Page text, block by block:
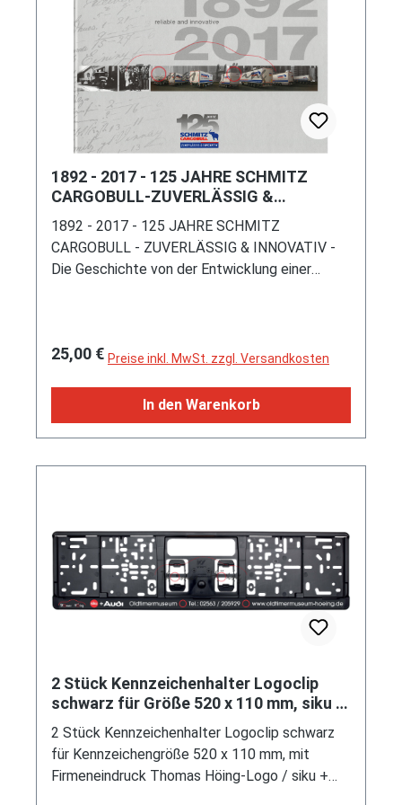
96 Seiten, 100 Bilder, Format 240 x 220 mm,
ISBN 978-3-613-04579-8 (EAN
9783613045798)
1892 - 2017 - 125 JAHRE SCHMITZ
CARGOBULL-ZUVERLÄSSIG &
INNOVATIV, Stünings Medien, 176
Seiten
1892 - 2017 - 125 JAHRE SCHMITZ
CARGOBULL - ZUVERLÄSSIG & INNOVATIV -
Die Geschichte von der Entwicklung einer
Meilensteine / HERKUNFT / MUT / LEISTUNG
47805 Krefeld, Sprachen: deutsch / englisch,
ca. 280 x 215 mm, 176 Seiten, ISBN 978-3-00-
057201-2 (Literatur aus dem Buchregal,
minimale Gebrauchsspuren) (EAN
Regulärer Preis:
25,00 € Preise inkl. MwSt. zzgl. Versandkosten
In den Warenkorb
2 Stück Kennzeichenhalter Logoclip
schwarz für Größe 520 x 110 mm, siku +
Audi Oldtimermuseum
2 Stück Kennzeichenhalter Logoclip schwarz
für Kennzeichengröße 520 x 110 mm, mit
Firmeneindruck Thomas Höing-Logo / siku +